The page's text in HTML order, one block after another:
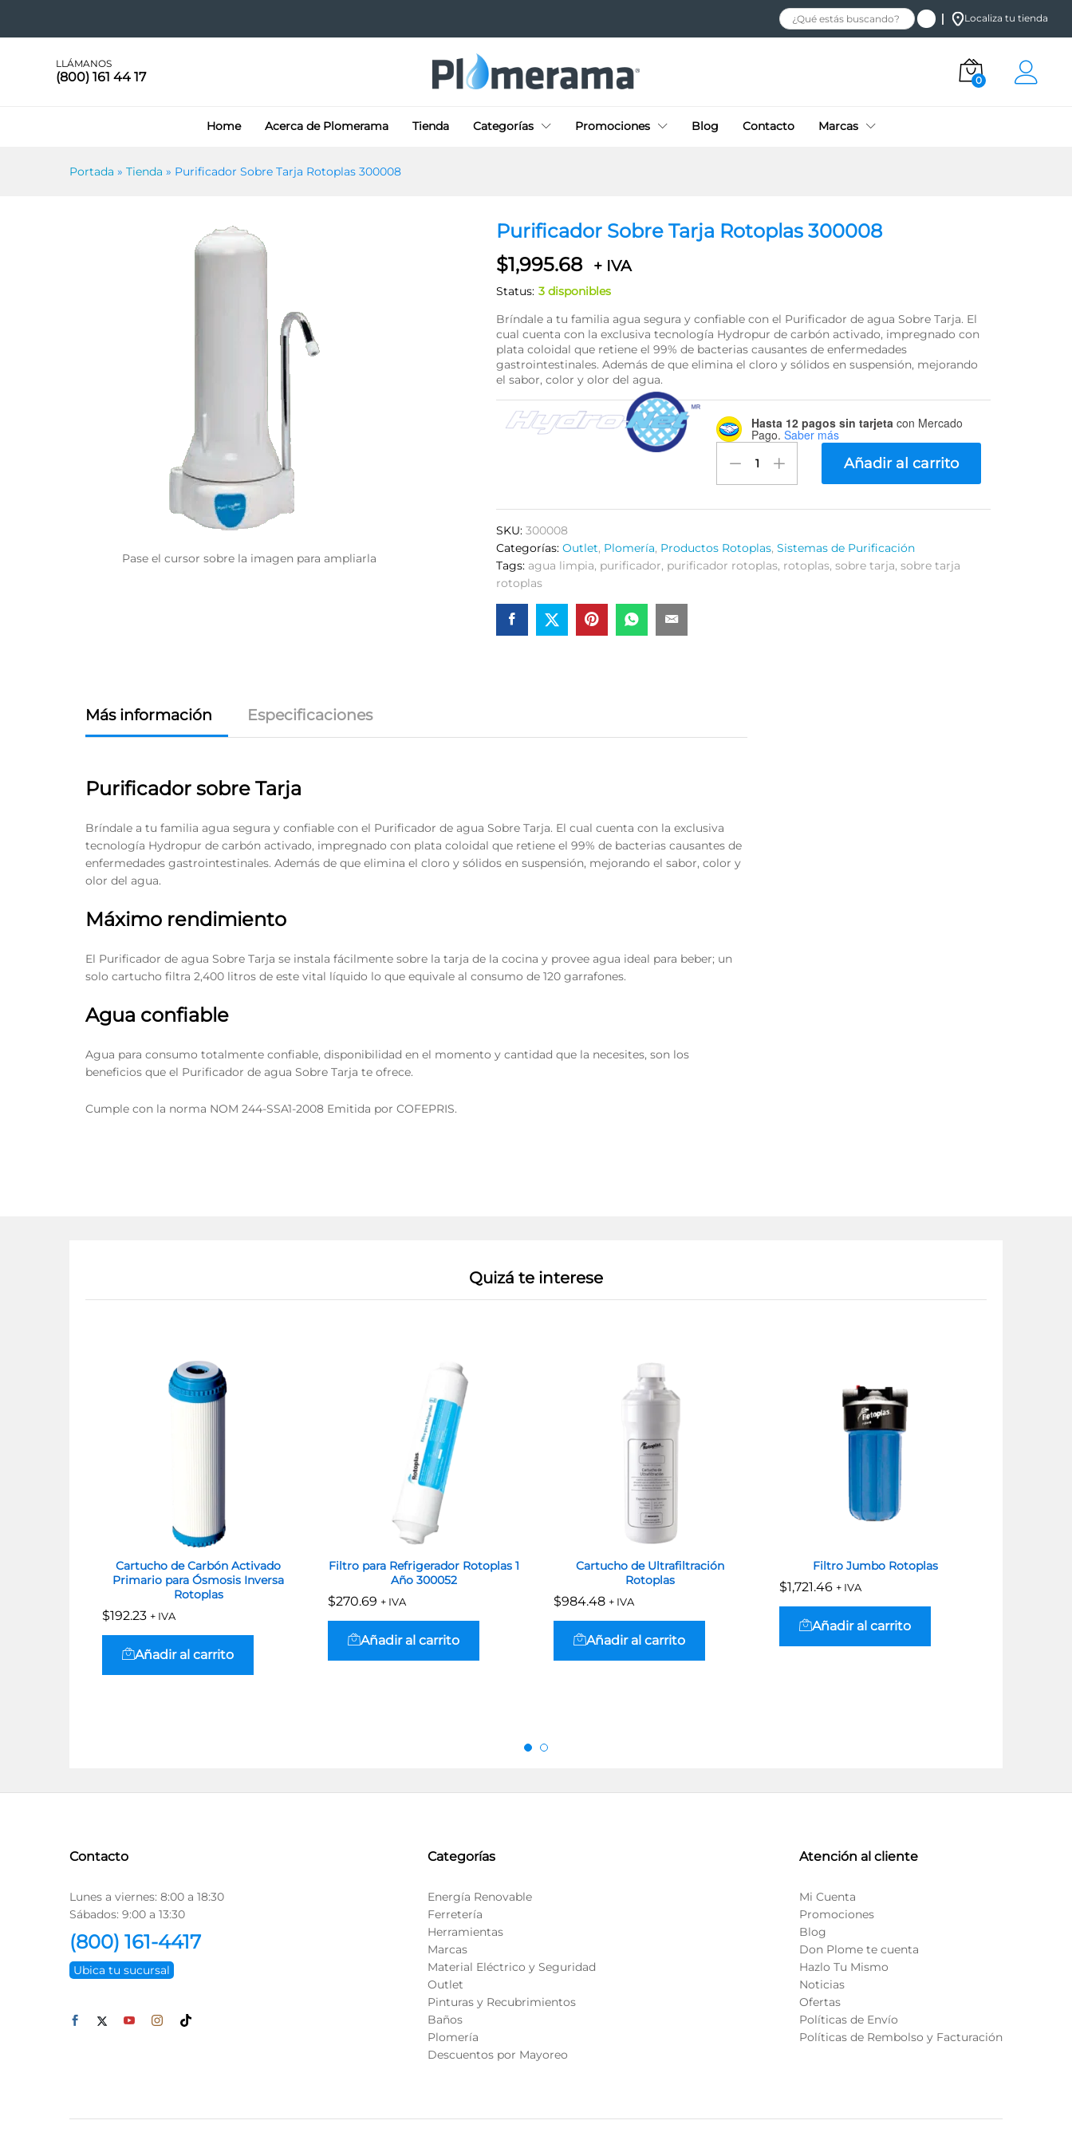
Localiza tu tienda
LLÁMANOS
(800) 161 44 17 0
Home Acerca de Plomerama Tienda Categorías Promociones Blog Contacto Marcas
Portada » Tienda » Purificador Sobre Tarja Rotoplas 300008
Pase el cursor sobre la imagen para ampliarla
Purificador Sobre Tarja Rotoplas 300008
$1,995.68 + IVA
Status: 3 disponibles
Bríndale a tu familia agua segura y confiable con el Purificador de agua Sobre Tarja. El
cual cuenta con la exclusiva tecnología Hydropur de carbón activado, impregnado con
plata coloidal que retiene el 99% de bacterias causantes de enfermedades
gastrointestinales. Además de que elimina el cloro y sólidos en suspensión, mejorando
el sabor, color y olor del agua.
Hasta 12 pagos sin tarjeta con Mercado
Pago. Saber más
Sobre
Tarja
Añadir al carrito
SKU:300008
Categorías:Outlet, Plomería, Productos Rotoplas,Sistemas de Purificación
Tags: agua limpia, purificador, purificador rotoplas, rotoplas,sobre tarja,sobre tarja
rotoplas
Más información Especificaciones
Purificador sobre Tarja
Bríndale a tu familia agua segura y confiable con el Purificador de agua Sobre Tarja. El cual cuenta con la exclusiva
tecnología Hydropur de carbón activado, impregnado con plata coloidal que retiene el 99% de bacterias causantes de
enfermedades gastrointestinales. Además de que elimina el cloro y sólidos en suspensión, mejorando el sabor, color y
olor del agua.
Máximo rendimiento
El Purificador de agua Sobre Tarja se instala fácilmente sobre la tarja de la cocina y provee agua ideal para beber; un
solo cartucho filtra 2,400 litros de este vital líquido lo que equivale al consumo de 120 garrafones.
Agua confiable
Agua para consumo totalmente confiable, disponibilidad en el momento y cantidad que la necesites, son los
beneficios que el Purificador de agua Sobre Tarja te ofrece.
Cumple con la norma NOM 244-SSA1-2008 Emitida por COFEPRIS.
Quizá te interese
Cartucho de Carbón Activado
Primario para Ósmosis Inversa
Rotoplas
$192.23 + IVA
$192.23
Añadir al carrito
Filtro para Refrigerador Rotoplas 1
Año 300052
$270.69 + IVA
$270.69
Añadir al carrito
Cartucho de Ultrafiltración
Rotoplas
$984.48 + IVA
$984.48
Añadir al carrito
Filtro Jumbo Rotoplas
$1,721.46 + IVA
$1,721.46
Añadir al carrito
Contacto
Lunes a viernes: 8:00 a 18:30
Sábados: 9:00 a 13:30
(800) 161-4417
Ubica tu sucursal
Categorías
Energía Renovable
Ferretería
Herramientas
Marcas
Material Eléctrico y Seguridad
Outlet
Pinturas y Recubrimientos
Baños
Plomería
Descuentos por Mayoreo
Atención al cliente
Mi Cuenta
Promociones
Blog
Don Plome te cuenta
Hazlo Tu Mismo
Noticias
Ofertas
Políticas de Envío
Políticas de Rembolso y Facturación
1,995.68 + IVA Añadir al carrito